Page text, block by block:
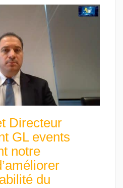
Directeur
GL events
notre
du